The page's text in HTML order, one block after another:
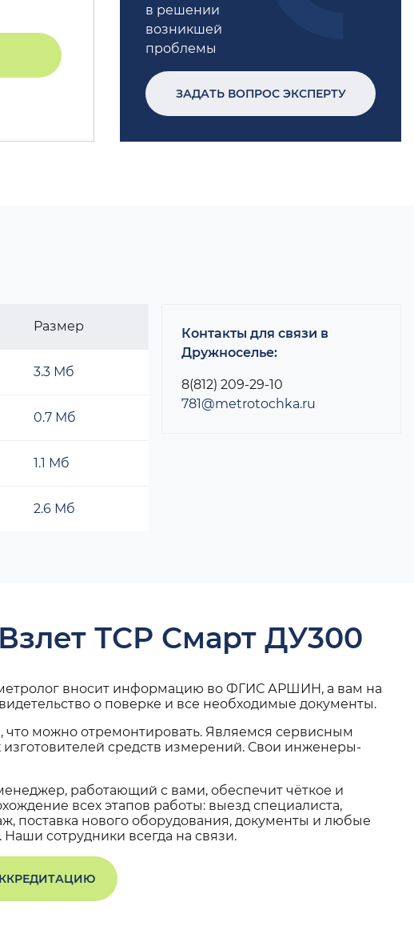
в решении
возникшей
проблемы
ЗАДАТЬ ВОПРОС ЭКСПЕРТУ
Размер
3.3 Мб
0.7 Мб
1.1 Мб
2.6 Мб
Контакты для связи в
Дружноселье:
8(812) 209-29-10
781@metrotochka.ru
ТСР Смарт ДУ300
вносит информацию во ФГИС АРШИН, а вам на
о поверке и все необходимые документы.
можно отремонтировать. Являемся сервисным
средств измерений. Свои инженеры-
работающий с вами, обеспечит чёткое и
всех этапов работы: выезд специалиста,
поставка нового оборудования, документы и любые
сотрудники всегда на связи.